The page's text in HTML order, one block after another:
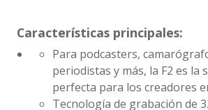
Características principales:
Para podcasters,
periodistas y más, la F2 es la
perfecta para los creadores
Tecnología de grabación de